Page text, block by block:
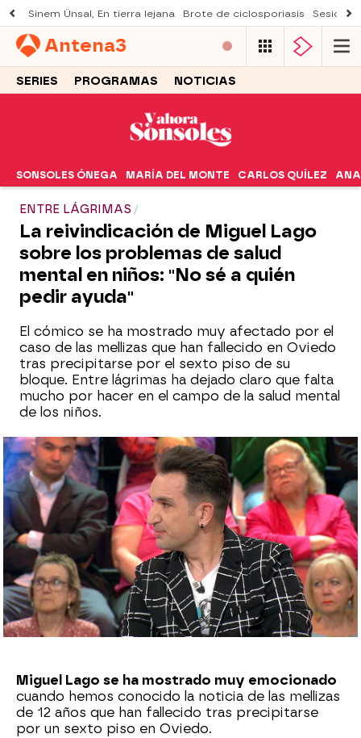
Sinem Ünsal, En tierra lejana Brote de ciclosporiasis Sesión
Antena3
SERIES PROGRAMAS NOTICIAS
SONSOLES ÓNEGA MARÍA DEL MONTE CARLOS QUÍLEZ ANA
ENTRE LÁGRIMAS
La reivindicación de Miguel Lago
sobre los problemas de salud
mental en niños: "No sé a quién
pedir ayuda"
El cómico se ha mostrado muy afectado por el
caso de las mellizas que han fallecido en Oviedo
tras precipitarse por el sexto piso de su
bloque. Entre lágrimas ha dejado claro que falta
mucho por hacer en el campo de la salud mental
de los niños.
Sara Ruiz
Publicado:19 de mayo de 2023, 19:16
WhatsappFacebook
X Flipboard
Miguel Lago se ha mostrado muy emocionado
cuando hemos conocido la noticia de las mellizas
de 12 años que han fallecido tras precipitarse
por un sexto piso en Oviedo.